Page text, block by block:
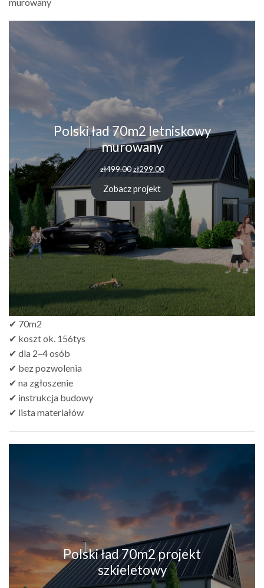
Polski ład 70m2 letniskowy
murowany
zł499.00 zł299.00
Zobacz projekt
✔ 70m2
✔ koszt ok. 156tys
✔ dla 2–4 osób
✔ bez pozwolenia
✔ na zgłoszenie
✔ instrukcja budowy
✔ lista materiałów
Polski ład 70m2 projekt
szkieletowy